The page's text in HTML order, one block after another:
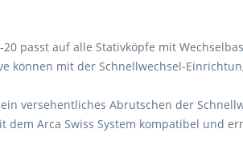
20 passt auf alle Stativköpfe mit
können mit der Schnellwechsel-
ein versehentliches Abrutschen der
Arca Swiss System kompatibel und